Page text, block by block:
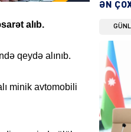
alıb.
qeydə alınıb.
minik avtomobili
DÜNYA
DÜNYA
ƏN